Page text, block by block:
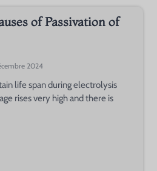
of Passivation of
2024
life span during electrolysis
rises very high and there is